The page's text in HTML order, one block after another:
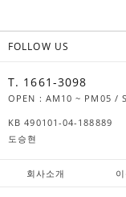
FOLLOW US
T. 1661-3098
OPEN : AM10 ~ PM05 /
KB 490101-04-188889
도승현
회사소개